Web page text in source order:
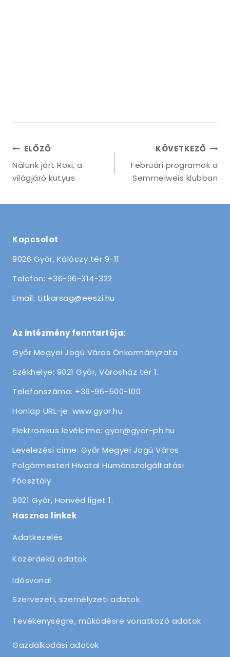
ELŐZŐ
Nálunk járt Roxi, a
világjáró kutyus
KÖVETKEZŐ
Februári programok a
Semmelweis klubban
Kapcsolat
9026 Győr, Kálóczy tér 9-11
Telefon: +36-96-314-322
Email: titkarsag@eeszi.hu
Az intézmény fenntartója:
Győr Megyei Jogú Város Önkormányzata
Székhelye: 9021 Győr, Városház tér 1.
Telefonszáma: +36-96-500-100
Honlap URL-je: www.gyor.hu
Elektronikus levélcíme: gyor@gyor-ph.hu
Levelezési címe: Győr Megyei Jogú Város
Polgármesteri Hivatal Humánszolgáltatási
Főosztály
9021 Győr, Honvéd liget 1.
Hasznos linkek
Adatkezelés
Közérdekű adatok
Idősvonal
Szervezeti, személyzeti adatok
Tevékenységre, működésre vonatkozó adatok
Gazdálkodási adatok